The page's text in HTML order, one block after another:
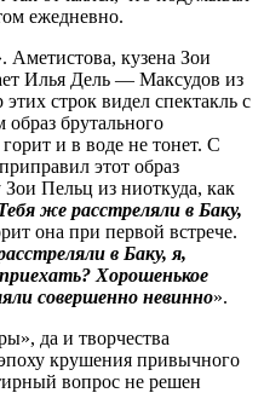
ежедневно.
Аметистова, кузена Зои
Илья Дель — Максудов из
строк видел спектакль с
брутального
и в воде не тонет. С
этот образ
Пельц из ниоткуда, как
же расстреляли в Баку,
она при первой встрече.
в Баку, я,
Хорошенькое
совершенно невинно».
да и творчества
крушения привычного
вопрос не решен